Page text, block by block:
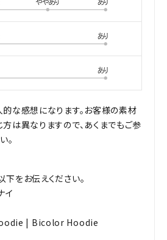
な感想になります。お客様の素材
は異なりますので、あくまでもご参
。
をお伝えください。
イ
| Bicolor Hoodie